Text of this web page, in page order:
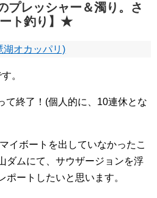
レッシャー＆濁り。さ
ト釣り】★
湖オカッパリ)
。
て終了！(個人的に、10連休とな
イボートを出していなかったこ
ダムにて、サウザージョンを浮
ートしたいと思います。